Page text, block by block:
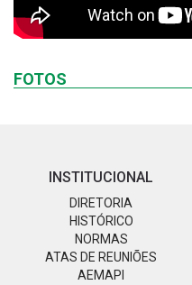
FOTOS
INSTITUCIONAL
DIRETORIA
HISTÓRICO
NORMAS
ATAS DE REUNIÕES
AEMAPI